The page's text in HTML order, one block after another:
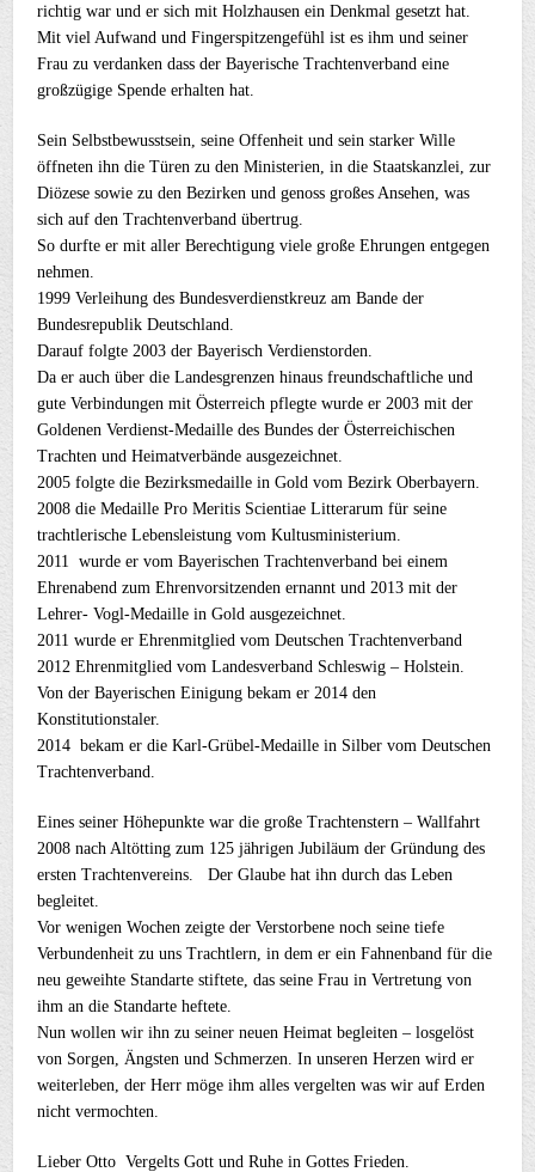
richtig war und er sich mit Holzhausen ein Denkmal gesetzt hat.
Mit viel Aufwand und Fingerspitzengefühl ist es ihm und seiner
Frau zu verdanken dass der Bayerische Trachtenverband eine
großzügige Spende erhalten hat.
Sein Selbstbewusstsein, seine Offenheit und sein starker Wille
öffneten ihn die Türen zu den Ministerien, in die Staatskanzlei, zur
Diözese sowie zu den Bezirken und genoss großes Ansehen, was
sich auf den Trachtenverband übertrug.
So durfte er mit aller Berechtigung viele große Ehrungen entgegen
nehmen.
1999 Verleihung des Bundesverdienstkreuz am Bande der
Bundesrepublik Deutschland.
Darauf folgte 2003 der Bayerisch Verdienstorden.
Da er auch über die Landesgrenzen hinaus freundschaftliche und
gute Verbindungen mit Österreich pflegte wurde er 2003 mit der
Goldenen Verdienst-Medaille des Bundes der Österreichischen
Trachten und Heimatverbände ausgezeichnet.
2005 folgte die Bezirksmedaille in Gold vom Bezirk Oberbayern.
2008 die Medaille Pro Meritis Scientiae Litterarum für seine
trachtlerische Lebensleistung vom Kultusministerium.
2011 wurde er vom Bayerischen Trachtenverband bei einem
Ehrenabend zum Ehrenvorsitzenden ernannt und 2013 mit der
Lehrer- Vogl-Medaille in Gold ausgezeichnet.
2011 wurde er Ehrenmitglied vom Deutschen Trachtenverband
2012 Ehrenmitglied vom Landesverband Schleswig – Holstein.
Von der Bayerischen Einigung bekam er 2014 den
Konstitutionstaler.
2014 bekam er die Karl-Grübel-Medaille in Silber vom Deutschen
Trachtenverband.
Eines seiner Höhepunkte war die große Trachtenstern – Wallfahrt
2008 nach Altötting zum 125 jährigen Jubiläum der Gründung des
ersten Trachtenvereins. Der Glaube hat ihn durch das Leben
begleitet.
Vor wenigen Wochen zeigte der Verstorbene noch seine tiefe
Verbundenheit zu uns Trachtlern, in dem er ein Fahnenband für die
neu geweihte Standarte stiftete, das seine Frau in Vertretung von
ihm an die Standarte heftete.
Nun wollen wir ihn zu seiner neuen Heimat begleiten – losgelöst
von Sorgen, Ängsten und Schmerzen. In unseren Herzen wird er
weiterleben, der Herr möge ihm alles vergelten was wir auf Erden
nicht vermochten.
Lieber Otto Vergelts Gott und Ruhe in Gottes Frieden.